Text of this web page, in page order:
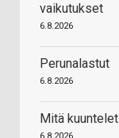
vaikutukset
6.8.2026
Perunalastut
6.8.2026
Mitä